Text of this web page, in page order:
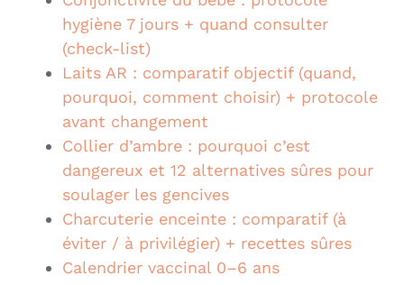
hygiène 7 jours + quand consulter
(check-list)
Laits AR : comparatif objectif (quand,
pourquoi, comment choisir) + protocole
avant changement
Collier d’ambre : pourquoi c’est
dangereux et 12 alternatives sûres pour
soulager les gencives
Charcuterie enceinte : comparatif (à
éviter / à privilégier) + recettes sûres
Calendrier vaccinal 0–6 ans